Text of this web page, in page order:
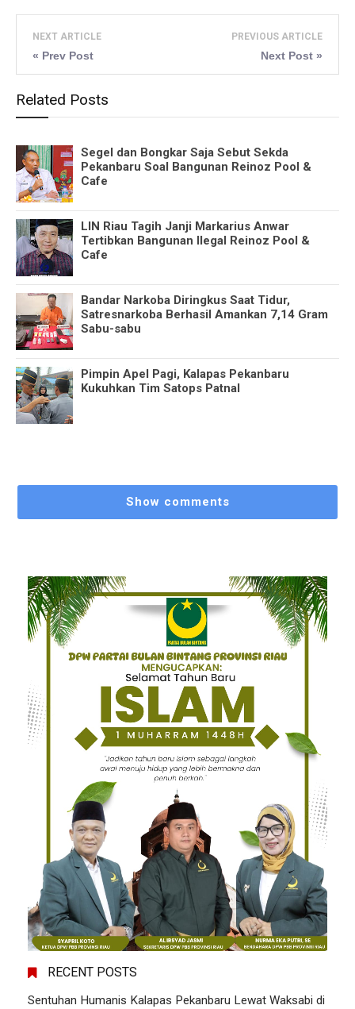
NEXT ARTICLE
« Prev Post
PREVIOUS ARTICLE
Next Post »
Related Posts
Segel dan Bongkar Saja Sebut Sekda
Pekanbaru Soal Bangunan Reinoz Pool &
Cafe
LIN Riau Tagih Janji Markarius Anwar
Tertibkan Bangunan Ilegal Reinoz Pool &
Cafe
Bandar Narkoba Diringkus Saat Tidur,
Satresnarkoba Berhasil Amankan 7,14 Gram
Sabu-sabu
Pimpin Apel Pagi, Kalapas Pekanbaru
Kukuhkan Tim Satops Patnal
Show comments
RECENT POSTS
Sentuhan Humanis Kalapas Pekanbaru Lewat Waksabi di